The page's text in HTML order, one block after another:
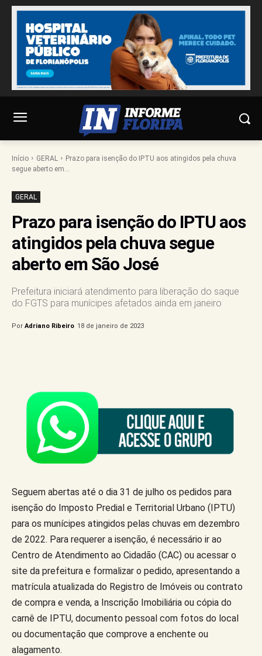
Início GERAL
Prazo para isenção do IPTU aos atingidos pela chuva
segue aberto em...
GERAL
Prazo para isenção do IPTU aos
atingidos pela chuva segue
aberto em São José
Prefeitura iniciará atendimento para liberação do saque
do FGTS para munícipes afetados ainda em janeiro
Por Adriano Ribeiro 18 de janeiro de 2023
Seguem abertas até o dia 31 de julho os pedidos para
isenção do Imposto Predial e Territorial Urbano (IPTU)
para os munícipes atingidos pelas chuvas em dezembro
de 2022. Para requerer a isenção, é necessário ir ao
Centro de Atendimento ao Cidadão (CAC) ou acessar o
site da prefeitura e formalizar o pedido, apresentando a
matrícula atualizada do Registro de Imóveis ou contrato
de compra e venda, a Inscrição Imobiliária ou cópia do
carnê de IPTU, documento pessoal com fotos do local
ou documentação que comprove a enchente ou
alagamento.